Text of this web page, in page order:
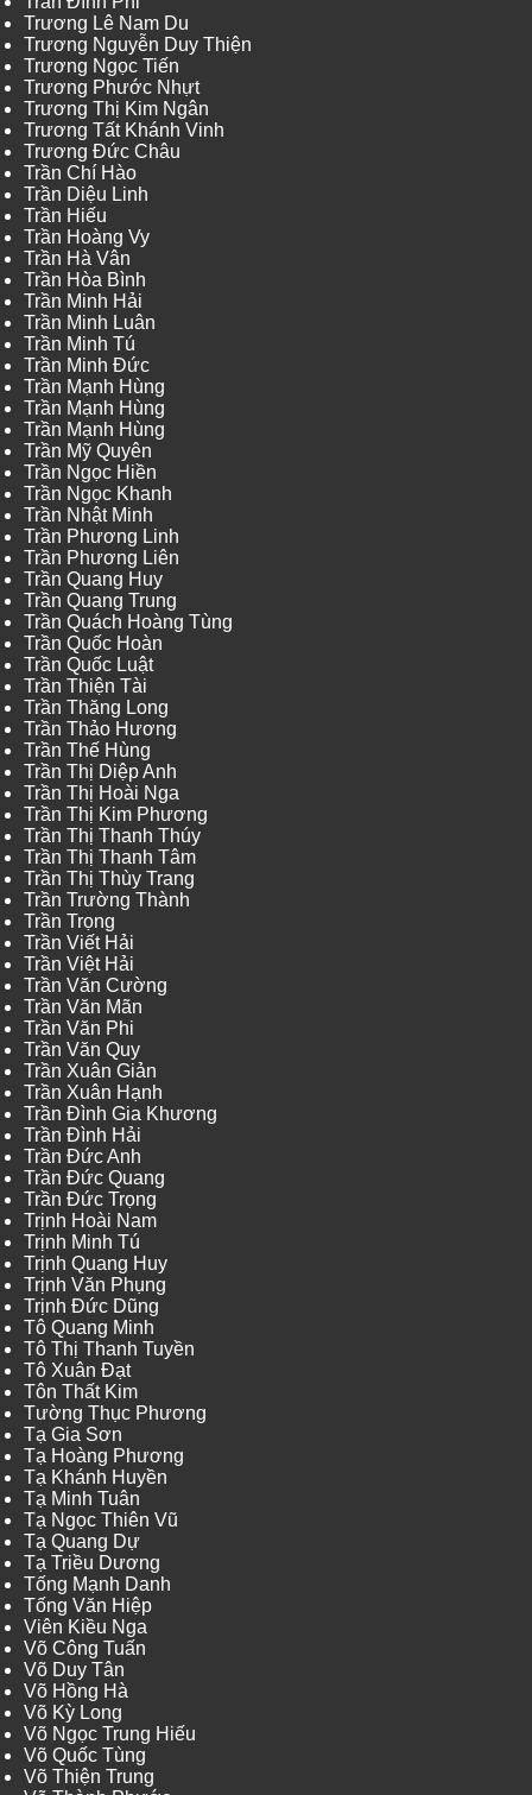
Trương Lê Nam Du
Trương Nguyễn Duy Thiện
Trương Ngọc Tiến
Trương Phước Nhựt
Trương Thị Kim Ngân
Trương Tất Khánh Vinh
Trương Đức Châu
Trần Chí Hào
Trần Diệu Linh
Trần Hiếu
Trần Hoàng Vy
Trần Hà Vân
Trần Hòa Bình
Trần Minh Hải
Trần Minh Luân
Trần Minh Tú
Trần Minh Đức
Trần Mạnh Hùng
Trần Mạnh Hùng
Trần Mạnh Hùng
Trần Mỹ Quyên
Trần Ngọc Hiền
Trần Ngọc Khanh
Trần Nhật Minh
Trần Phương Linh
Trần Phương Liên
Trần Quang Huy
Trần Quang Trung
Trần Quách Hoàng Tùng
Trần Quốc Hoàn
Trần Quốc Luật
Trần Thiện Tài
Trần Thăng Long
Trần Thảo Hương
Trần Thế Hùng
Trần Thị Diệp Anh
Trần Thị Hoài Nga
Trần Thị Kim Phương
Trần Thị Thanh Thúy
Trần Thị Thanh Tâm
Trần Thị Thùy Trang
Trần Trường Thành
Trần Trọng
Trần Viết Hải
Trần Việt Hải
Trần Văn Cường
Trần Văn Mãn
Trần Văn Phi
Trần Văn Quy
Trần Xuân Giản
Trần Xuân Hạnh
Trần Đình Gia Khương
Trần Đình Hải
Trần Đức Anh
Trần Đức Quang
Trần Đức Trọng
Trịnh Hoài Nam
Trịnh Minh Tú
Trịnh Quang Huy
Trịnh Văn Phụng
Trịnh Đức Dũng
Tô Quang Minh
Tô Thị Thanh Tuyền
Tô Xuân Đạt
Tôn Thất Kim
Tường Thục Phương
Tạ Gia Sơn
Tạ Hoàng Phương
Tạ Khánh Huyền
Tạ Minh Tuân
Tạ Ngọc Thiên Vũ
Tạ Quang Dự
Tạ Triều Dương
Tống Mạnh Danh
Tống Văn Hiệp
Viên Kiều Nga
Võ Công Tuấn
Võ Duy Tân
Võ Hồng Hà
Võ Kỳ Long
Võ Ngọc Trung Hiếu
Võ Quốc Tùng
Võ Thiện Trung